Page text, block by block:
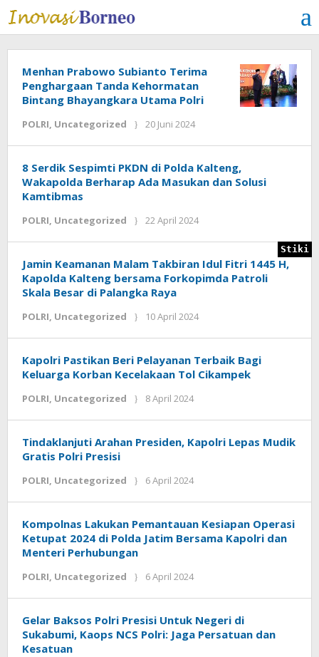
Lewati
ke
konten
Menhan Prabowo Subianto Terima
Penghargaan Tanda Kehormatan
Bintang Bhayangkara Utama Polri
POLRI, Uncategorized 20 Juni 2024
8 Serdik Sespimti PKDN di Polda Kalteng,
Wakapolda Berharap Ada Masukan dan Solusi
Kamtibmas
POLRI, Uncategorized 22 April 2024
Jamin Keamanan Malam Takbiran Idul Fitri 1445 H,
Kapolda Kalteng bersama Forkopimda Patroli
Skala Besar di Palangka Raya
POLRI, Uncategorized 10 April 2024
Stiki
Kapolri Pastikan Beri Pelayanan Terbaik Bagi
Keluarga Korban Kecelakaan Tol Cikampek
POLRI, Uncategorized 8 April 2024
Tindaklanjuti Arahan Presiden, Kapolri Lepas Mudik
Gratis Polri Presisi
POLRI, Uncategorized 6 April 2024
Kompolnas Lakukan Pemantauan Kesiapan Operasi
Ketupat 2024 di Polda Jatim Bersama Kapolri dan
Menteri Perhubungan
POLRI, Uncategorized 6 April 2024
Gelar Baksos Polri Presisi Untuk Negeri di
Sukabumi, Kaops NCS Polri: Jaga Persatuan dan
Kesatuan